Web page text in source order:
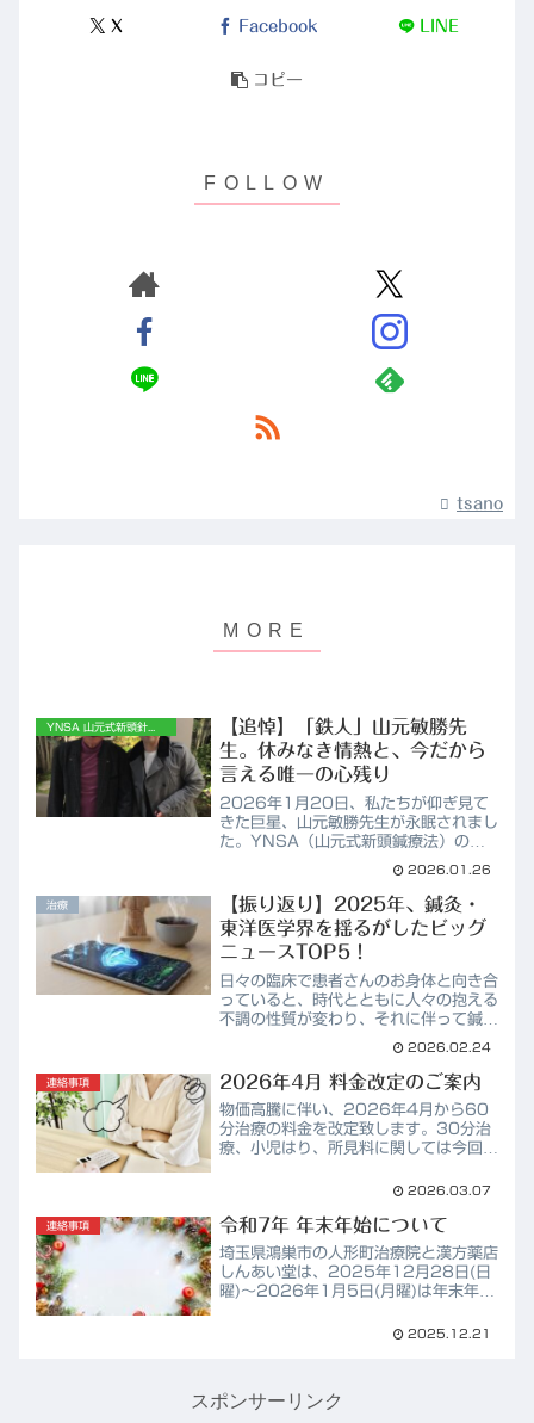
X Facebook LINE
コピー
tsano
【追悼】「鉄人」山元敏勝先
生。休みなき情熱と、今だから
言える唯一の心残り
2026年1月20日、私たちが仰ぎ見て
きた巨星、山元敏勝先生が永眠されまし
た。YNSA（山元式新頭鍼療法）の創
けてこられた先生。YMSA学会メンバ
ーとして、先生のすぐ傍でその熱量を肌
で感じられたことは、私...
2026.01.26
治療
【振り返り】2025年、鍼灸・
東洋医学界を揺るがしたビッグ
ニュースTOP5！
日々の臨床で患者さんのお身体と向き合
っていると、時代とともに人々の抱える
不調の性質が変わり、それに伴って鍼灸
れる役割も大きく広がっているのを肌で
感じます。当院も気づけば開業から約
15年という月日が経ちまし...
2026.02.24
連絡事項 2026年4月 料金改定のご案内
物価高騰に伴い、2026年4月から60
分治療の料金を改定致します。30分治
療、小児はり、所見料に関しては今回の
(2026年3月末まで)60分治療：
ら)60分治療：6,00...
2026.03.07
連絡事項 令和7年 年末年始について
埼玉県鴻巣市の人形町治療院と漢方薬店
しんあい堂は、2025年12月28日(日
曜)～2026年1月5日(月曜)は年末年始
出ることが出来ませんが、お問い合わせ
2025.12.21
スポンサーリンク